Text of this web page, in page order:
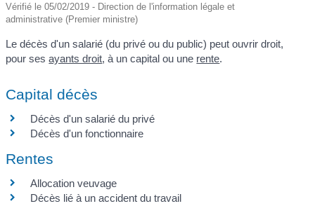
Vérifié le 05/02/2019 - Direction de l'information légale et
administrative (Premier ministre)
Le décès d'un salarié (du privé ou du public) peut ouvrir droit,
pour sesayants droit, à un capital ou une rente.
Capital décès
Décès d'un salarié du privé
Décès d'un fonctionnaire
Rentes
Allocation veuvage
Décès lié à un accident du travail